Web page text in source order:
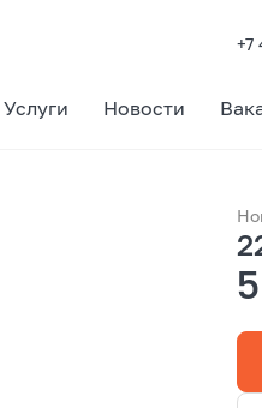
+7
Услуги Новости